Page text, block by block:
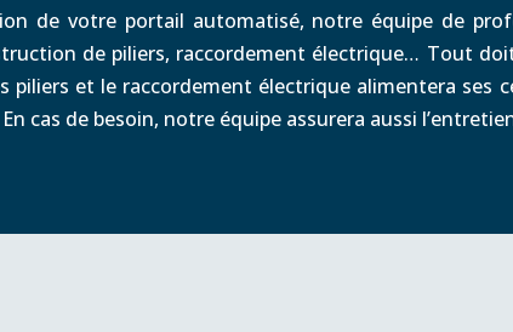
de votre portail automatisé, notre équipe de
de piliers, raccordement électrique… Tout
piliers et le raccordement électrique alimentera
cas de besoin, notre équipe assurera aussi